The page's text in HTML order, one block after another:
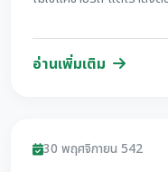
อ่านเพิ่มเติม
รีวิว
30 พฤศจิกายน 542